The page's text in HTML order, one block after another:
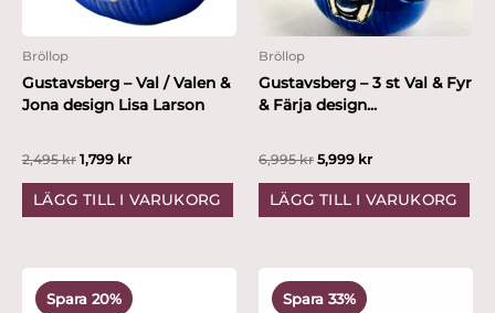
Bröllop
Gustavsberg – Val / Valen &
Jona design Lisa Larson
2,495kr 1,799 kr
LÄGG TILL I VARUKORG
Bröllop
Gustavsberg – 3 st Val & Fyr
& Färja design...
6,995kr 5,999 kr
LÄGG TILL I VARUKORG
Spara 20%
ursprungliga
Spara 33%
ursprungliga